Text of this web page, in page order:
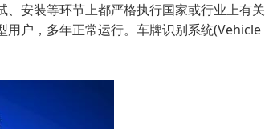
安装等环节上都严格执行国家或行业上有
户，多年正常运行。车牌识别系统